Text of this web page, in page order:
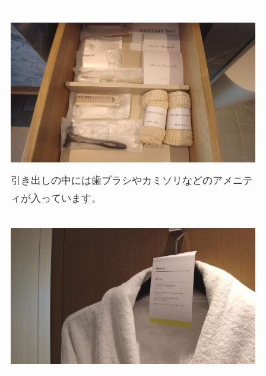
引き出しの中には歯ブラシやカミソリなどのアメニテ
ィが入っています。